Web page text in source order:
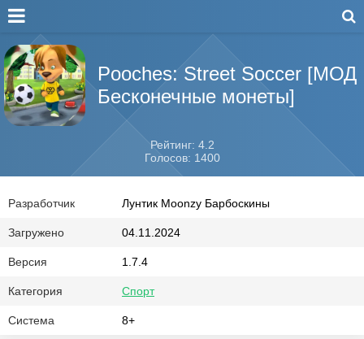
Pooches: Street Soccer [МОД
Бесконечные монеты]
Рейтинг: 4.2
Голосов: 1400
Разработчик Лунтик Moonzy Барбоскины
Загружено 04.11.2024
Версия 1.7.4
Категория Спорт
Система 8+